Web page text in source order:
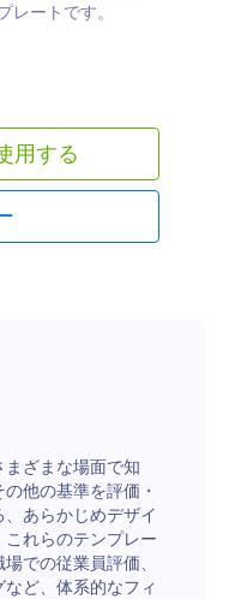
レートです。
用する
ざまな場面で知
他の基準を評価・
あらかじめデザイ
れらのテンプレー
での従業員評価、
ど、体系的なフィ